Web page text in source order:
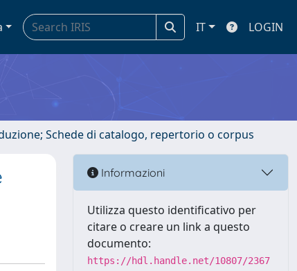
IT LOGIN
Schede di catalogo, repertorio o corpus
Informazioni
Utilizza questo identificativo per
citare o creare un link a questo
documento:
https://hdl.handle.net/10807/2367